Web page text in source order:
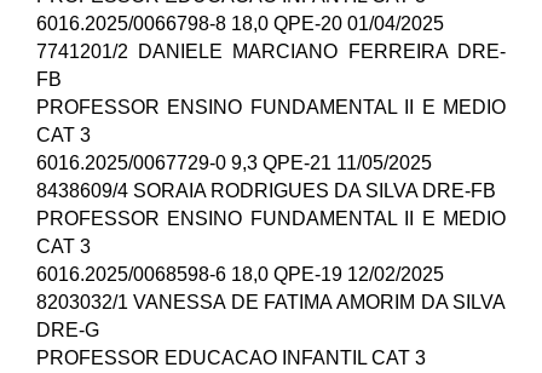
6016.2025/0066798-8 18,0 QPE-20 01/04/2025
7741201/2 DANIELE MARCIANO FERREIRA DRE-
FB
PROFESSOR ENSINO FUNDAMENTAL II E MEDIO
CAT 3
6016.2025/0067729-0 9,3 QPE-21 11/05/2025
8438609/4 SORAIA RODRIGUES DA SILVA DRE-FB
PROFESSOR ENSINO FUNDAMENTAL II E MEDIO
CAT 3
6016.2025/0068598-6 18,0 QPE-19 12/02/2025
8203032/1 VANESSA DE FATIMA AMORIM DA SILVA
DRE-G
PROFESSOR EDUCACAO INFANTIL CAT 3